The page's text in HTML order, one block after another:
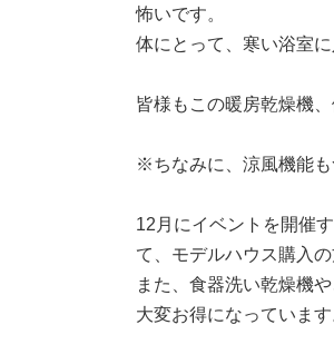
怖いです。
体にとって、寒い浴室
皆様もこの暖房乾燥機
※ちなみに、涼風機能
12月にイベントを開催
て、モデルハウス購入
また、食器洗い乾燥機
大変お得になっています